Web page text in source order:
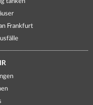
Frankfurt